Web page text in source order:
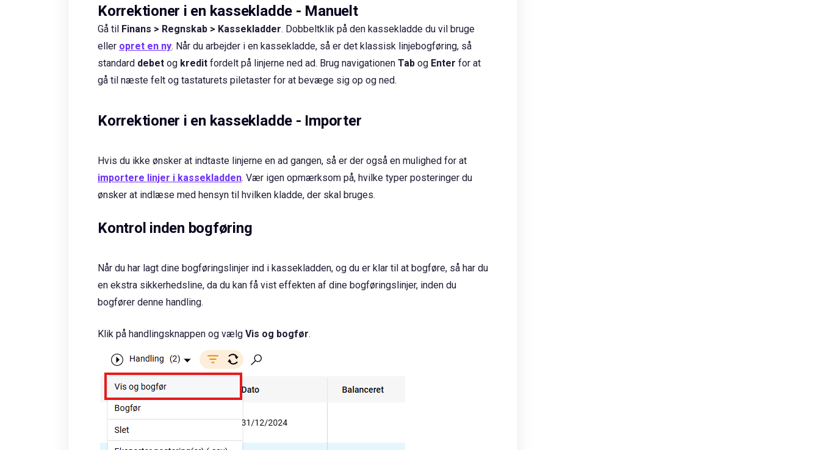
Korrektioner i en kassekladde - Manuelt
Gå til Finans > Regnskab > Kassekladder. Dobbeltklik på den kassekladde du vil bruge
eller opret en ny. Når du arbejder i en kassekladde, så er det klassisk linjebogføring, så
standard debet og kredit fordelt på linjerne ned ad. Brug navigationen Tab og Enter for at
gå til næste felt og tastaturets piletaster for at bevæge sig op og ned.
Korrektioner i en kassekladde - Importer
Hvis du ikke ønsker at indtaste linjerne en ad gangen, så er der også en mulighed for at
importere linjer i kassekladden. Vær igen opmærksom på, hvilke typer posteringer du
ønsker at indlæse med hensyn til hvilken kladde, der skal bruges.
Kontrol inden bogføring
Når du har lagt dine bogføringslinjer ind i kassekladden, og du er klar til at bogføre, så har du
en ekstra sikkerhedsline, da du kan få vist effekten af dine bogføringslinjer, inden du
bogfører denne handling.
Klik på handlingsknappen og vælg Vis og bogfør.